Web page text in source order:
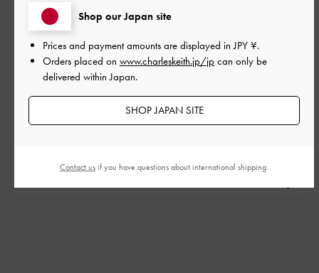
とてもよかった
品質
もっと見る
このレビューは役に立ちましたか？
Shop our Japan site
Prices and payment amounts are displayed inJPY ¥.
Orders placed on www.charleskeith.jp/jp can only be
delivered within Japan.
SHOP JAPAN SITE
Contact usif you have questions about international shipping.